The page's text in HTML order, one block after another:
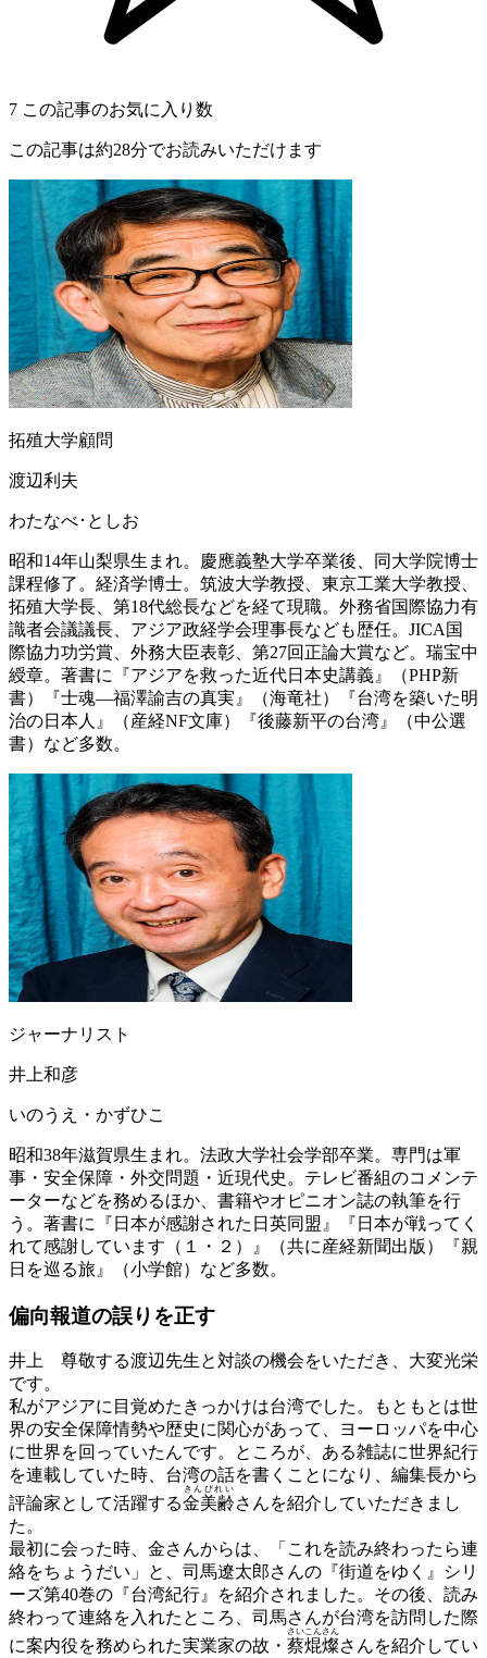
7 この記事のお気に入り数
この記事は約28分でお読みいただけます
拓殖大学顧問
渡辺利夫
わたなべ･としお
昭和14年山梨県生まれ。慶應義塾大学卒業後、同大学院博士
課程修了。経済学博士。筑波大学教授、東京工業大学教授、
拓殖大学長、第18代総長などを経て現職。外務省国際協力有
識者会議議長、アジア政経学会理事長なども歴任。JICA国
際協力功労賞、外務大臣表彰、第27回正論大賞など。瑞宝中
綬章。著書に『アジアを救った近代日本史講義』（PHP新
書）『士魂―福澤諭吉の真実』（海竜社）『台湾を築いた明
治の日本人』（産経NF文庫）『後藤新平の台湾』（中公選
書）など多数。
ジャーナリスト
井上和彦
いのうえ・かずひこ
昭和38年滋賀県生まれ。法政大学社会学部卒業。専門は軍
事・安全保障・外交問題・近現代史。テレビ番組のコメンテ
ーターなどを務めるほか、書籍やオピニオン誌の執筆を行
う。著書に『日本が感謝された日英同盟』『日本が戦ってく
れて感謝しています（１・２）』（共に産経新聞出版）『親
日を巡る旅』（小学館）など多数。
偏向報道の誤りを正す
井上
尊敬する渡辺先生と対談の機会をいただき、大変光栄
です。
私がアジアに目覚めたきっかけは台湾でした。もともとは世
界の安全保障情勢や歴史に関心があって、ヨーロッパを中心
に世界を回っていたんです。ところが、ある雑誌に世界紀行
を連載していた時、台湾の話を書くことになり、編集長から
評論家として活躍する金美齢
きんびれい
さんを紹介していただきまし
た。
最初に会った時、金さんからは、「これを読み終わったら連
絡をちょうだい」と、司馬遼太郎さんの『街道をゆく』シリ
ーズ第40巻の『台湾紀行』を紹介されました。その後、読み
終わって連絡を入れたところ、司馬さんが台湾を訪問した際
に案内役を務められた実業家の故・ 蔡焜燦
さいこんさん
さんを紹介してい